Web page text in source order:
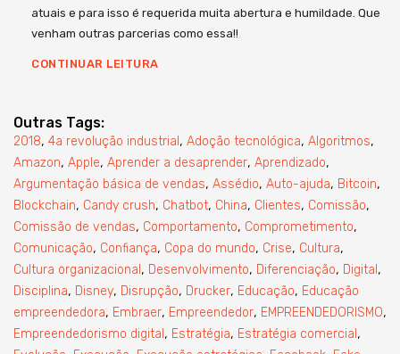
atuais e para isso é requerida muita abertura e humildade. Que
venham outras parcerias como essa!!
CONTINUAR LEITURA
Outras Tags:
2018, 4a revolução industrial , Adoção tecnológica, Algoritmos,
Amazon, Apple, Aprender a desaprender, Aprendizado,
Argumentação básica de vendas, Assédio, Auto-ajuda, Bitcoin,
Blockchain, Candy crush, Chatbot, China, Clientes, Comissão,
Comissão de vendas, Comportamento, Comprometimento,
Comunicação, Confiança, Copa do mundo, Crise, Cultura,
Cultura organizacional , Desenvolvimento, Diferenciação, Digital ,
Disciplina, Disney, Disrupção, Drucker, Educação, Educação
empreendedora, Embraer, Empreendedor, EMPREENDEDORISMO,
Empreendedorismo digital , Estratégia, Estratégia comercial ,